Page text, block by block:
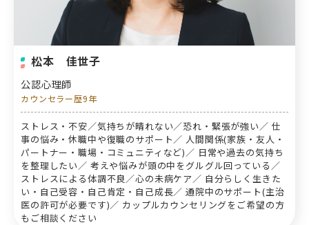
松本 佳世子
公認心理師
カウンセラー歴9年
ストレス・不安／気持ちが晴れない／恐れ・緊張が強い／ 仕
事の悩み・休職中や復職のサポート／ 人間関係(家族・友人・
パートナー・職場・コミュニティなど)／ 日常や過去の気持ち
を整理したい／ 考えや悩みが頭の中をグルグル回っている／
ストレスによる体調不良／心の未病ケア／ 自分らしく生きた
い・自己受容・自己肯定・自己成長／ 通院中のサポート(主治
医の許可が必要です)／ カップルカウンセリングをご希望の方
もご相談ください